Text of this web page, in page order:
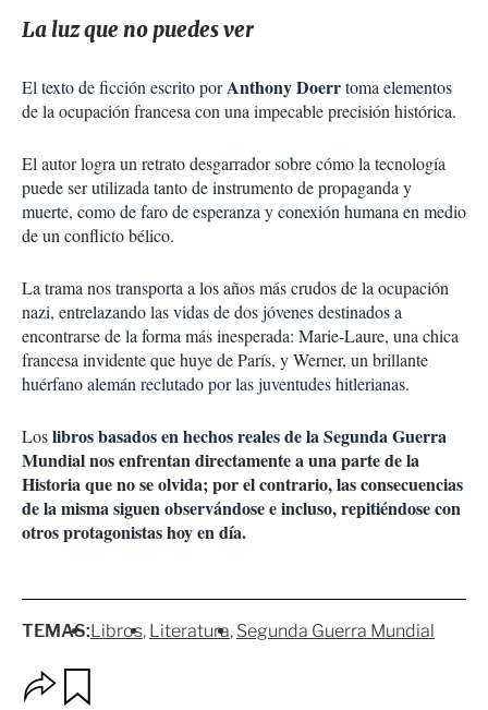
La luz que no puedes ver
El texto de ficción escrito porAnthony Doerrtoma elementos
de la ocupación francesa con una impecable precisión histórica.
El autor logra un retrato desgarrador sobre cómo la tecnología
puede ser utilizada tanto de instrumento de propaganda y
muerte, como de faro de esperanza y conexión humana en medio
de un conflicto bélico.
La trama nos transporta a los años más crudos de la ocupación
nazi, entrelazando las vidas de dos jóvenes destinados a
encontrarse de la forma más inesperada: Marie-Laure, una chica
francesa invidente que huye de París, y Werner, un brillante
huérfano alemán reclutado por las juventudes hitlerianas.
Loslibrosbasados en hechos reales de la Segunda Guerra
Mundialnos enfrentan directamente a una parte de la
Historia que no se olvida; por el contrario, las consecuencias
de la misma siguen observándose e incluso, repitiéndose con
otros protagonistas hoy en día.
TEMAS:Libros Literatura Segunda Guerra Mundial